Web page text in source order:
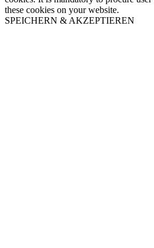
these cookies on your website.
SPEICHERN & AKZEPTIEREN